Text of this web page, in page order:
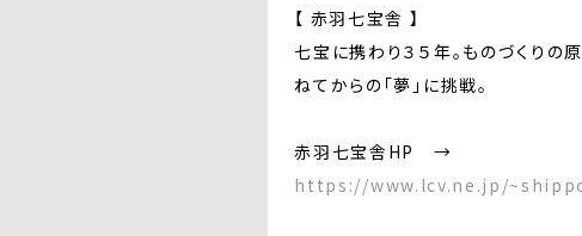
【 赤羽七宝舎 】
七宝に携わり３５年。ものづくりの
ねてからの「夢」に挑戦。
赤羽七宝舎HP →
https://www.lcv.ne.jp/